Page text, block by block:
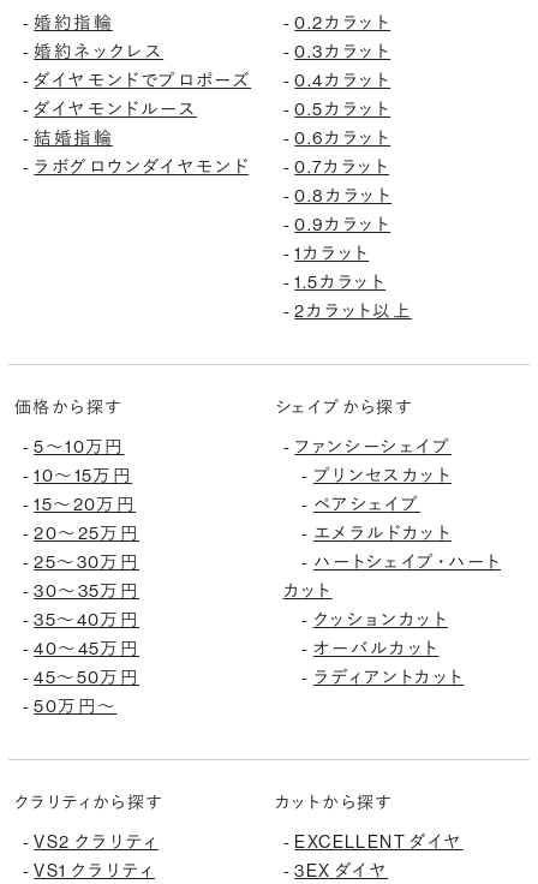
-婚約指輪
-婚約ネックレス
-ダイヤモンドでプロポーズ
-ダイヤモンドルース
-結婚指輪
- ラボグロウンダイヤモンド
-0.2カラット
-0.3カラット
-0.4カラット
-0.5カラット
-0.6カラット
-0.7カラット
-0.8カラット
-0.9カラット
-1カラット
-1.5カラット
-2カラット以上
価格から探す
-5〜10万円
-10〜15万円
-15〜20万円
-20〜25万円
-25〜30万円
-30〜35万円
-35〜40万円
-40〜45万円
-45〜50万円
-50万円〜
シェイプから探す
- ファンシーシェイプ
- プリンセスカット
- ペアシェイプ
- エメラルドカット
- ハートシェイプ・ハート
カット
- クッションカット
- オーバルカット
- ラディアントカット
クラリティから探す
-VS2 クラリティ
-VS1 クラリティ
カットから探す
- EXCELLENT ダイヤ
-3EX ダイヤ